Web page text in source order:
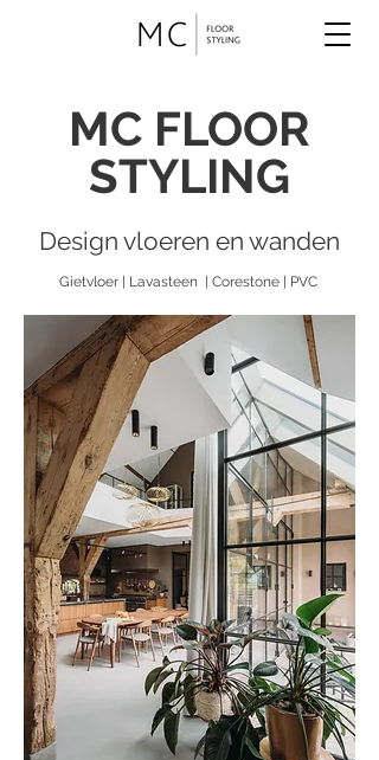
MC FLOOR
STYLING
Design vloeren en wanden
Gietvloer | Lavasteen | Corestone | PVC